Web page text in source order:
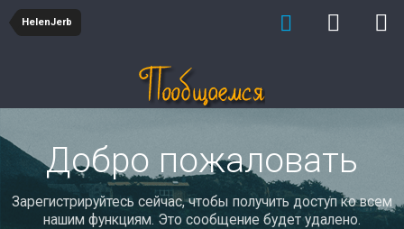
HelenJerb
Добро пожаловать
Зарегистрируйтесь сейчас, чтобы получить доступ ко всем
нашим функциям. Это сообщение будет удалено.